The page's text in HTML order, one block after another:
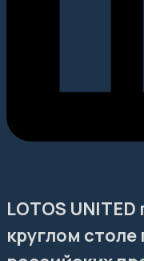
LOTOS
круглом